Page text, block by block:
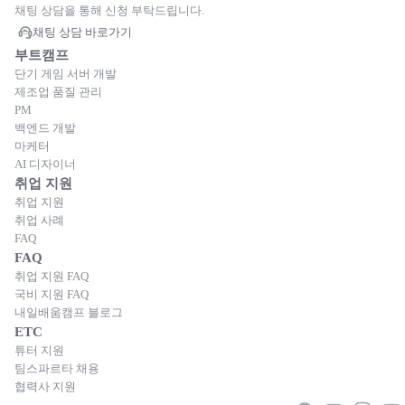
채팅 상담을 통해 신청 부탁드립니다.
채팅 상담 바로가기
부트캠프
단기 게임 서버 개발
제조업 품질 관리
PM
백엔드 개발
마케터
AI 디자이너
취업 지원
취업 지원
취업 사례
FAQ
FAQ
취업 지원 FAQ
국비 지원 FAQ
내일배움캠프 블로그
ETC
튜터 지원
팀스파르타 채용
협력사 지원